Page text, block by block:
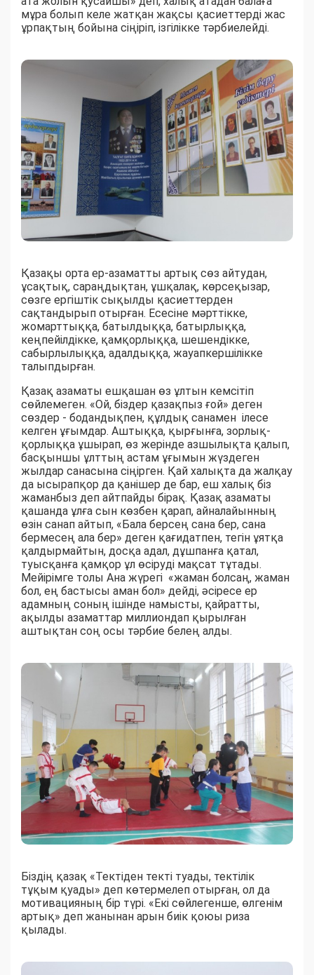
мұра болып келе жатқан жақсы қасиеттерді жас
ұрпақтың бойына сіңіріп, ізгілікке тәрбиелейді.
Қазақы орта ер-азаматты артық сөз айтудан,
ұсақтық, сараңдықтан, ұшқалақ, көрсеқызар,
сөзге ергіштік сықылды қасиеттерден
сақтандырып отырған. Есесіне мәрттікке,
жомарттыққа, батылдыққа, батырлыққа,
кеңпейілдікке, қамқорлыққа, шешендікке,
сабырлылыққа, адалдыққа, жауапкершілікке
талыпдырған.
Қазақ азаматы ешқашан өз ұлтын кемсітіп
сөйлемеген. «Ой, біздер қазақпыз ғой» деген
сөздер - бодандықпен, құлдық санамен ілесе
келген ұғымдар. Аштыққа, қырғынға, зорлық-
қорлыққа ұшырап, өз жерінде азшылықта қалып,
басқыншы ұлттың астам ұғымын жүздеген
жылдар санасына сіңірген. Қай халықта да жалқау
да ысырапқор да қанішер де бар, еш халық біз
жаманбыз деп айтпайды бірақ. Қазақ азаматы
қашанда ұлға сын көзбен қарап, айналайынның
өзін санап айтып, «Бала берсең сана бер, сана
бермесең ала бер» деген қағидатпен, тегін ұятқа
қалдырмайтын, досқа адал, дұшпанға қатал,
туысқанға қамқор ұл өсіруді мақсат тұтады.
Мейірімге толы Ана жүрегі «жаман болсаң, жаман
бол, ең бастысы аман бол» дейді, әсіресе ер
адамның соның ішінде намысты, қайратты,
ақылды азаматтар миллиондап қырылған
аштықтан соң осы тәрбие белең алды.
Біздің қазақ «Тектіден текті туады, тектілік
тұқым қуады» деп көтермелеп отырған, ол да
мотивацияның бір түрі. «Екі сөйлегенше, өлгенім
артық» деп жанынан арын биік қоюы риза
қылады.